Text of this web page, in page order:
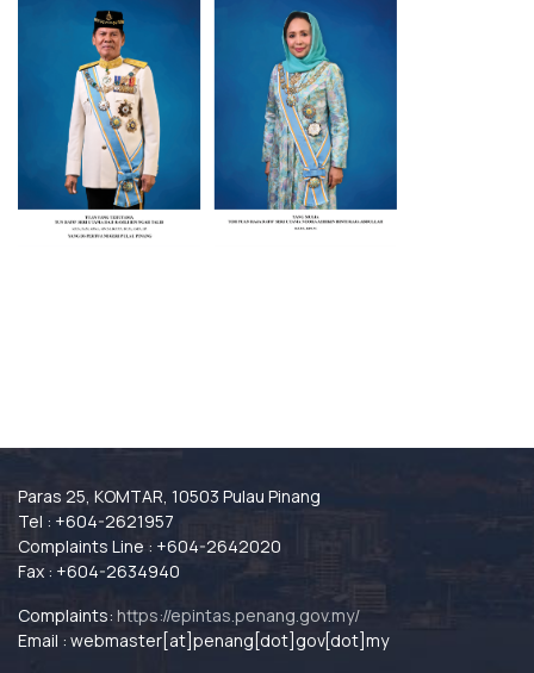
Paras 25, KOMTAR, 10503 Pulau Pinang
Tel : +604-2621957
Complaints Line : +604-2642020
Fax : +604-2634940
Complaints: https://epintas.penang.gov.my/
Email : webmaster[at]penang[dot]gov[dot]my